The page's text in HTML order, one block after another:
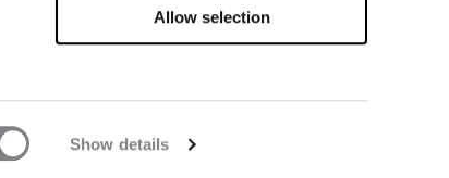
Show details
Allow selection